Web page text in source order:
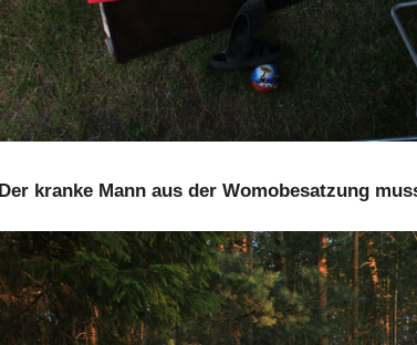
Der kranke Mann aus der Womobesatzung